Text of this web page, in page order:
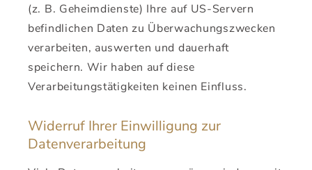
(z. B. Geheimdienste) Ihre auf US-Servern
befindlichen Daten zu Überwachungszwecken
verarbeiten, auswerten und dauerhaft
speichern. Wir haben auf diese
Verarbeitungstätigkeiten keinen Einfluss.
Widerruf Ihrer Einwilligung zur
Datenverarbeitung